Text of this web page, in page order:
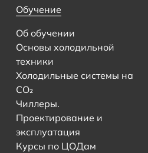
Обучение
Об обучении
Основы холодильной
техники
Холодильные системы на
CO₂
Чиллеры.
Проектирование и
эксплуатация
Курсы по ЦОДам